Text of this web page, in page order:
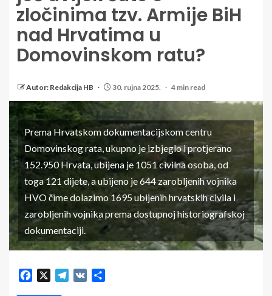
zločinima tzv. Armije BiH
nad Hrvatima u
Domovinskom ratu?
Autor: Redakcija HB 30. rujna 2025. 4 min read
Prema Hrvatskom dokumentacijskom centru
Domovinskog rata, ukupno je izbjeglo i protjerano
152.950 Hrvata, ubijena je 1051 civilna osoba, od
toga 121 dijete, a ubijeno je 644 zarobljenih vojnika
HVO čime dolazimo 1695 ubijenih hrvatskih civila i
zarobljenih vojnika prema dostupnoj historiografskoj
dokumentaciji.
Facebook Telegram
VK